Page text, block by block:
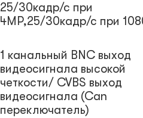
25/30кадр/с при
4MP,25/30кадр/с при
1 канальный BNC выход
видеосигнала высокой
четкости/ CVBS выход
видеосигнала (Can
переключатель)